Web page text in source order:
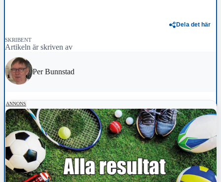
Dela det här
SKRIBENT
Artikeln är skriven av
Per Bunnstad
ANNONS